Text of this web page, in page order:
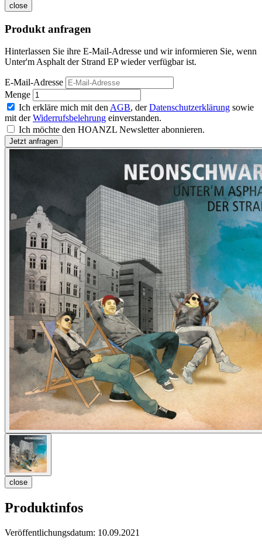
close
Produkt anfragen
Hinterlassen Sie ihre E-Mail-Adresse und wir informieren Sie, wenn
Unter'm Asphalt der Strand EP wieder verfügbar ist.
E-Mail-Adresse
Menge
Ich erkläre mich mit den AGB, derDatenschutzerklärung sowie
mit derWiderrufsbelehrung einverstanden.
Ich möchte den HOANZL Newsletter abonnieren.
close
Produktinfos
Veröffentlichungsdatum: 10.09.2021